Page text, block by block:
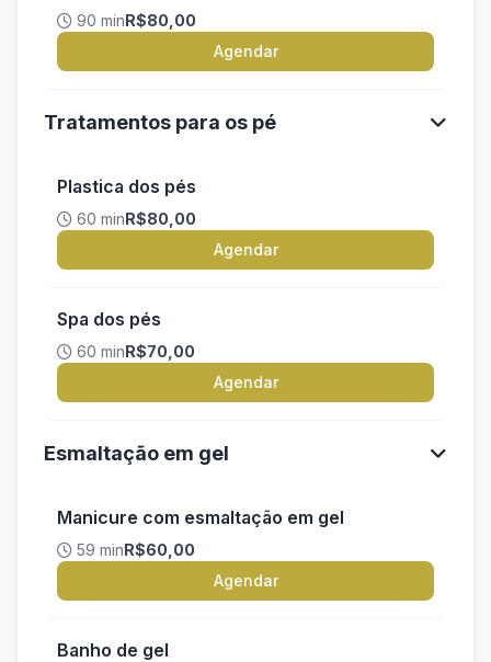
90 minR$80,00
Agendar
Tratamentos para os pé
Plastica dos pés
60 minR$80,00
Agendar
Spa dos pés
60 minR$70,00
Agendar
Esmaltação em gel
Manicure com esmaltação em gel
59 minR$60,00
Agendar
Banho de gel